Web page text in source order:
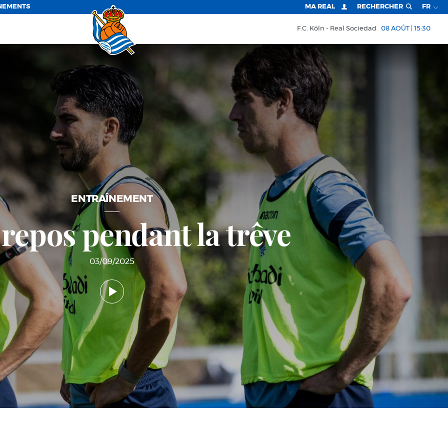
MA REAL RECHERCHER FR
F.C. Köln Real Sociedad 08 AOÛT | 15:30
ENTRAÎNEMENT
pendant la trêve
03/09/2025